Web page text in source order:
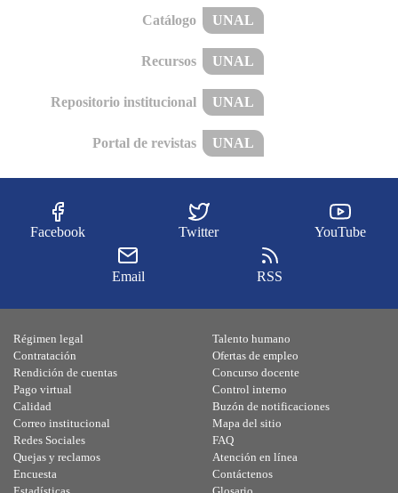
Catálogo UNAL
Recursos UNAL
Repositorio institucional UNAL
Portal de revistas UNAL
Facebook Twitter YouTube
Email RSS
Régimen legal
Contratación
Rendición de cuentas
Pago virtual
Calidad
Talento humano
Ofertas de empleo
Concurso docente
Control interno
Buzón de notificaciones
Correo institucional
Redes Sociales
Quejas y reclamos
Encuesta
Mapa del sitio
FAQ
Atención en línea
Contáctenos